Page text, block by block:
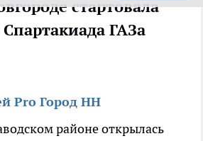
стартовала
ГАЗа
Pro Город НН
районе открылась